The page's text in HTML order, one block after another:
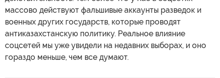
массово действуют фальшивые аккаунты разведок и
военных других государств, которые проводят
антиказахстанскую политику. Реальное влияние
соцсетей мы уже увидели на недавних выборах, и оно
гораздо меньше, чем все думают.